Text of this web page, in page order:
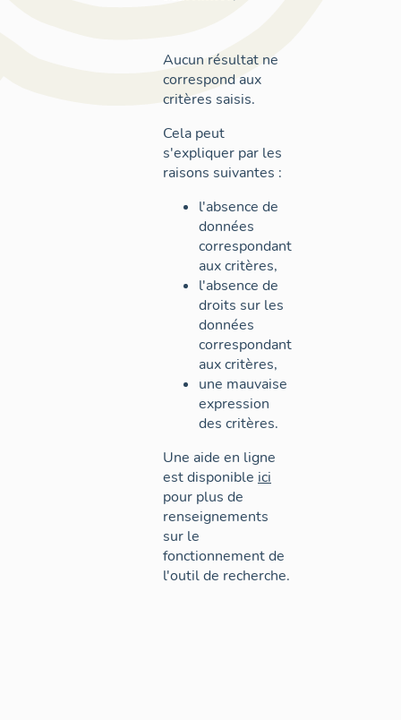
Aucun résultat ne
correspond aux
critères saisis.
Cela peut
s'expliquer par les
raisons suivantes :
l'absence de
données
correspondant
aux critères,
l'absence de
droits sur les
données
correspondant
aux critères,
une mauvaise
expression
des critères.
Une aide en ligne
est disponible ici
pour plus de
renseignements
sur le
fonctionnement de
l'outil de recherche.